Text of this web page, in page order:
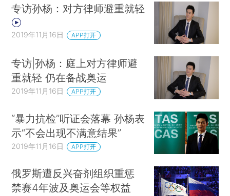
专访孙杨：对方律师避重就轻
2019年11月16日 APP打开
专访|孙杨：庭上对方律师避
重就轻 仍在备战奥运
2019年11月16日 APP打开
“暴力抗检”听证会落幕 孙杨表
示“不会出现不满意结果”
2019年11月16日 APP打开
俄罗斯遭反兴奋剂组织重惩
禁赛4年波及奥运会等权益